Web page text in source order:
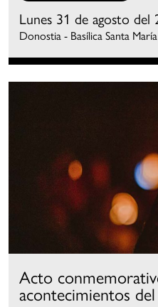
Lunes 31 de agosto del
Donostia - Basílica Santa
Acto
acontecimientos